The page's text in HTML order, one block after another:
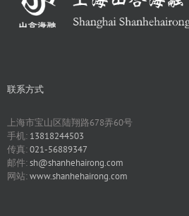
联系方式
上海市宝山区陆翔路678弄60号
手机: 13818244503
传真:021-56889347
邮件:sh@shanhehairong.com
网站:www.shanhehairong.com